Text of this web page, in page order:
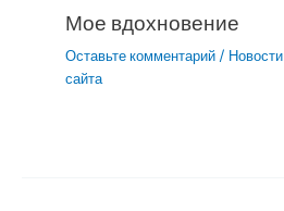
Мое вдохновение
Оставьте комментарий / Новости
сайта